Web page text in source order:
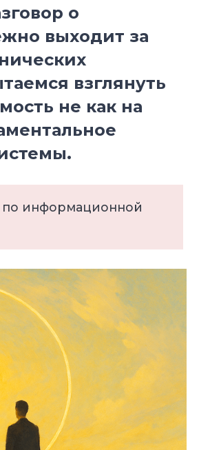
о
выходит за
взглянуть
не как на
по информационной